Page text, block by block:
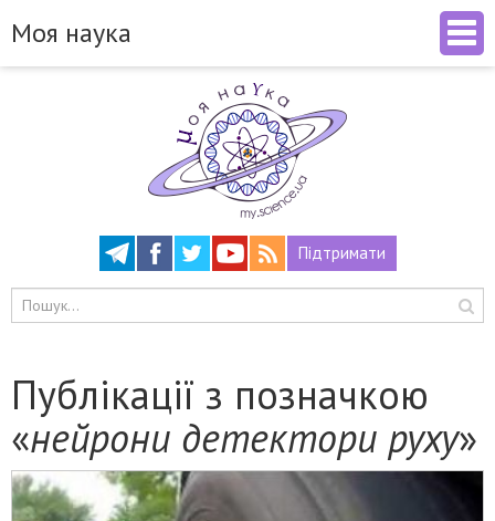
Підтримати
Моя наука
Публікації з позначкою
«нейрони детектори руху»